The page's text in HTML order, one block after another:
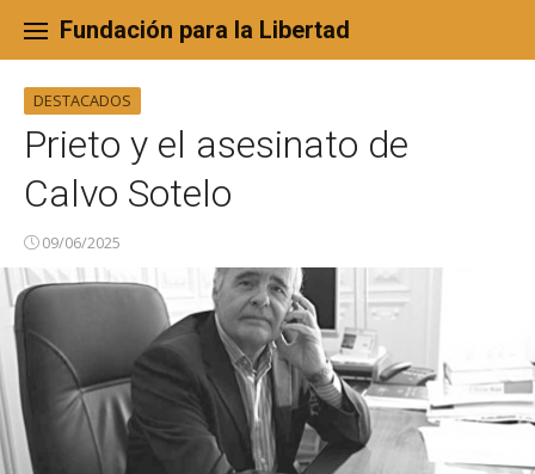
content
Fundación para la Libertad
DESTACADOS
Prieto y el asesinato de
Calvo Sotelo
09/06/2025